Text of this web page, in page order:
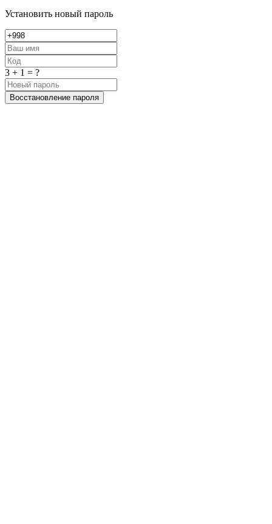
Установить новый пароль
3 + 1 = ?
Восстановление пароля